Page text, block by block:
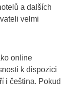
a dalších
velmi
online
k dispozici
i čeština. Pokud